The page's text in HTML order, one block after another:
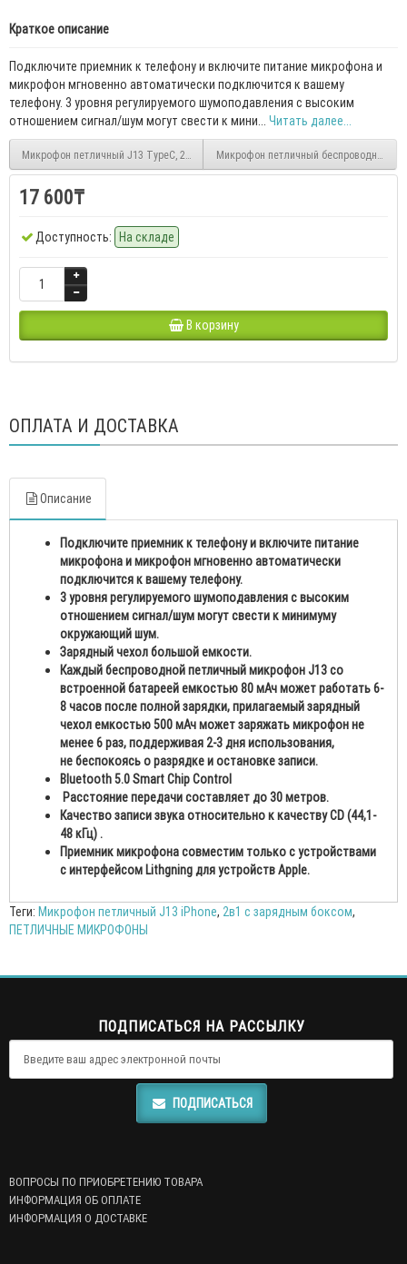
Краткое описание
Подключите приемник к телефону и включите питание микрофона и
микрофон мгновенно автоматически подключится к вашему
телефону. 3 уровня регулируемого шумоподавления с высоким
отношением сигнал/шум могут свести к мини... Читать далее...
Микрофон петличный J13 TypeC, 2в1 с зарядным боксомМикрофон петличный беспроводной K8
17 600₸
Доступность: На складе
В корзину
ОПЛАТА И ДОСТАВКА
Описание
Подключите приемник к телефону и включите питание
микрофона и микрофон мгновенно автоматически
подключится к вашему телефону.
3 уровня регулируемого шумоподавления с высоким
отношением сигнал/шум могут свести к минимуму
окружающий шум.
Зарядный чехол большой емкости.
Каждый беспроводной петличный микрофон J13 со
встроенной батареей емкостью 80 мАч может работать 6-
8 часов после полной зарядки, прилагаемый зарядный
чехол емкостью 500 мАч может заряжать микрофон не
менее 6 раз, поддерживая 2-3 дня использования,
не беспокоясь о разрядке и остановке записи.
Bluetooth 5.0 Smart Chip Control
Расстояние передачи составляет до 30 метров.
Качество записи звука относительно к качеству CD (44,1-
48 кГц) .
Приемник микрофона совместим только с устройствами
с интерфейсом Lithgning для устройств Apple.
Теги: Микрофон петличный J13 iPhone, 2в1 с зарядным боксом,
ПЕТЛИЧНЫЕ МИКРОФОНЫ
ПОДПИСАТЬСЯ НА РАССЫЛКУ
ПОДПИСАТЬСЯ
ВОПРОСЫ ПО ПРИОБРЕТЕНИЮ ТОВАРА
ИНФОРМАЦИЯ ОБ ОПЛАТЕ
ИНФОРМАЦИЯ О ДОСТАВКЕ